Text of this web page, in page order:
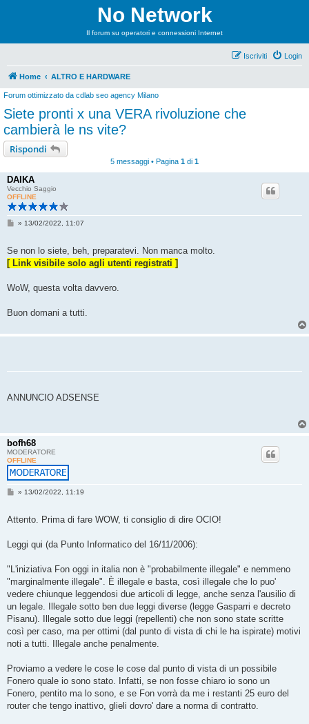
No Network
Il forum su operatori e connessioni Internet
Login
Iscriviti
Home ALTRO E HARDWARE
Forum ottimizzato da cdlab seo agency Milano
Siete pronti x una VERA rivoluzione che
cambierà le ns vite?
Rispondi
5 messaggi • Pagina 1 di 1
DAIKA
Vecchio Saggio
OFFLINE
M
a
g
o
» 13/02/2022, 11:07
Se non lo siete, beh, preparatevi. Non manca molto.
[ Link visibile solo agli utenti registrati ]
WoW, questa volta davvero.
Buon domani a tutti.
ANNUNCIO ADSENSE
bofh68
MODERATORE
OFFLINE
M
s
a
i
» 13/02/2022, 11:19
Attento. Prima di fare WOW, ti consiglio di dire OCIO!
Leggi qui (da Punto Informatico del 16/11/2006):
"L'iniziativa Fon oggi in italia non è "probabilmente illegale" e nemmeno
"marginalmente illegale". È illegale e basta, così illegale che lo puo'
vedere chiunque leggendosi due articoli di legge, anche senza l'ausilio di
un legale. Illegale sotto ben due leggi diverse (legge Gasparri e decreto
Pisanu). Illegale sotto due leggi (repellenti) che non sono state scritte
così per caso, ma per ottimi (dal punto di vista di chi le ha ispirate) motivi
noti a tutti. Illegale anche penalmente.
Proviamo a vedere le cose le cose dal punto di vista di un possibile
Fonero quale io sono stato. Infatti, se non fosse chiaro io sono un
Fonero, pentito ma lo sono, e se Fon vorrà da me i restanti 25 euro del
router che tengo inattivo, glieli dovro' dare a norma di contratto.